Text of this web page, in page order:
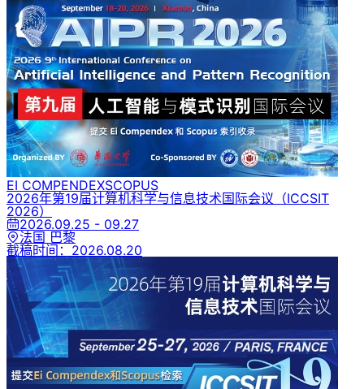
EI COMPENDEXSCOPUS
2026年第19届计算机科学与信息技术国际会议 （ICCSIT
2026）
2026.09.25 - 09.27
法国 巴黎
截稿时间： 2026.08.20